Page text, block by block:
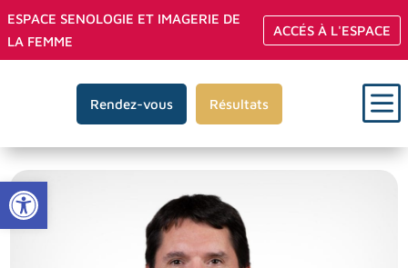
Ouvrir la barre d’outils
ESPACE SENOLOGIE ET IMAGERIE DE
LA FEMME
ACCÉS À L'ESPACE
Rendez-vous Résultats b